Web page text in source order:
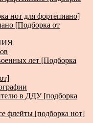
нот для фортепиано]
[Подборка от
лет [Подборка
в ДДУ [подборка
флейты [подборка нот]